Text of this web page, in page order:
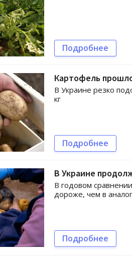
Подробнее
Картофель
В Украине резко
кг
Подробнее
В Украине
В годовом
дороже, чем в
Подробнее